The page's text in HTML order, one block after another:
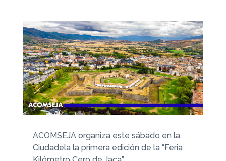
ACOMSEJA organiza este sábado en la
Ciudadela la primera edición de la “Feria